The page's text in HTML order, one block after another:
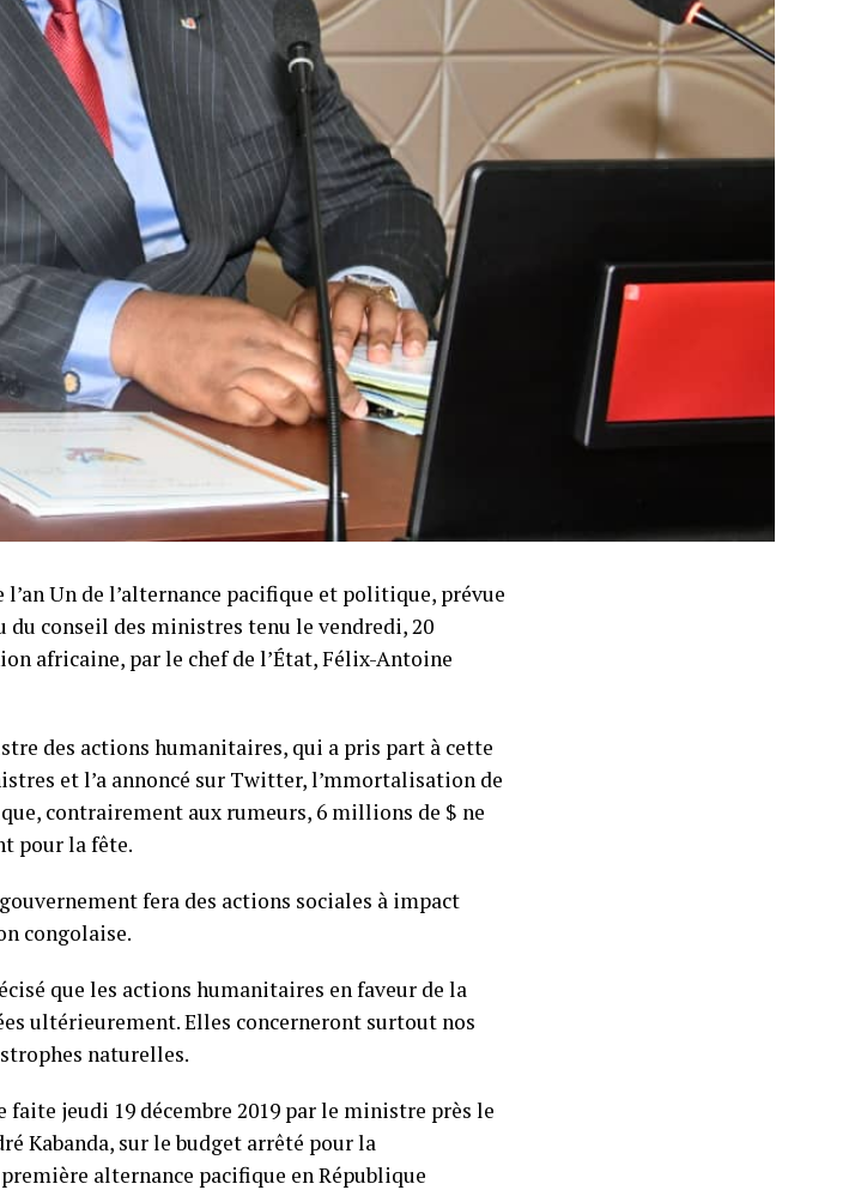
Un de l’alternance pacifique et politique, prévue
du conseil des ministres tenu le vendredi, 20
africaine, par le chef de l’État, Félix-Antoine
des actions humanitaires, qui a pris part à cette
et l’a annoncé sur Twitter, l’mmortalisation de
contrairement aux rumeurs, 6 millions de $ ne
pour la fête.
fera des actions sociales à impact
congolaise.
que les actions humanitaires en faveur de la
ultérieurement. Elles concerneront surtout nos
naturelles.
faite jeudi 19 décembre 2019 par le ministre près le
Kabanda, sur le budget arrêté pour la
alternance pacifique en République